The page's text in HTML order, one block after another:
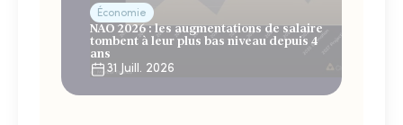
Économie
NAO 2026 : les augmentations de salaire
tombent à leur plus bas niveau depuis 4
ans
31 Juill. 2026